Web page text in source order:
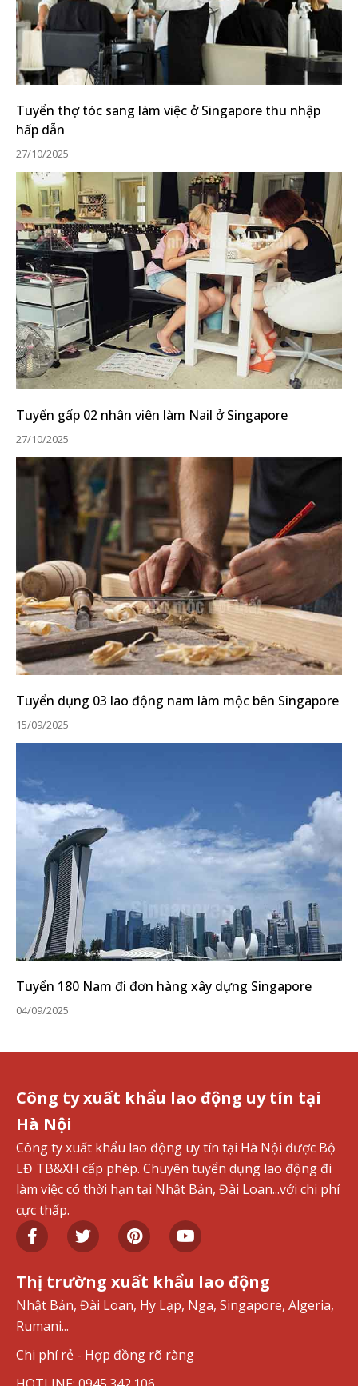
Tuyển thợ tóc sang làm việc ở Singapore thu nhập
hấp dẫn
27/10/2025
Tuyển gấp 02 nhân viên làm Nail ở Singapore
27/10/2025
Tuyển dụng 03 lao động nam làm mộc bên Singapore
15/09/2025
Tuyển 180 Nam đi đơn hàng xây dựng Singapore
04/09/2025
Công ty xuất khẩu lao động uy tín tại
Hà Nội
Công ty xuất khẩu lao động uy tín tại Hà Nội được Bộ
LĐ TB&XH cấp phép. Chuyên tuyển dụng lao động đi
làm việc có thời hạn tại Nhật Bản, Đài Loan...với chi phí
cực thấp.
Thị trường xuất khẩu lao động
Nhật Bản, Đài Loan, Hy Lạp, Nga, Singapore, Algeria,
Rumani...
Chi phí rẻ - Hợp đồng rõ ràng